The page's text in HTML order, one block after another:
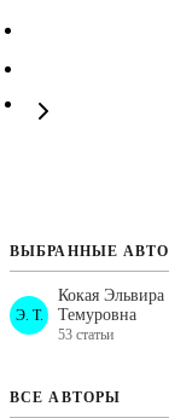
ВЫБРАННЫЕ
Э. Т.
Кокая Эльвира
Темуровна
53 статьи
ВСЕ АВТОРЫ